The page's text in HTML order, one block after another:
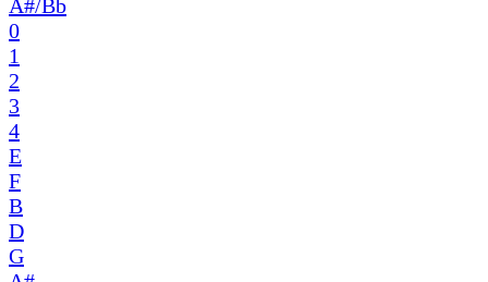
A#/Bb
0
1
2
3
4
E
F
B
D
G